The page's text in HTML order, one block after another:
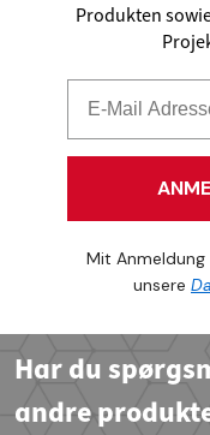
Produkten
Mit
unsere
Har du
andre